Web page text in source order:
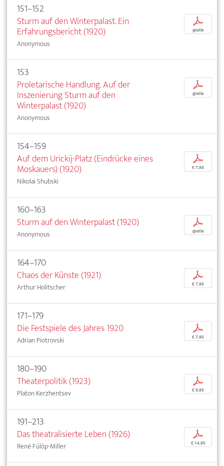
151–152
Sturm auf den Winterpalast. Ein
Erfahrungsbericht (1920)
Anonymous
p
gratis
153
Proletarische Handlung. Auf der
Inszenierung Sturm auf den
Winterpalast (1920)
Anonymous
p
gratis
154–159
Auf dem Urickij-Platz (Eindrücke eines
Moskauers) (1920)
Nikolai Shubski
p
€ 7,95
160–163
Sturm auf den Winterpalast (1920)
Anonymous
p
gratis
164–170
Chaos der Künste (1921)
Arthur Holitscher
p
€ 7,95
171–179
Die Festspiele des Jahres 1920
Adrian Piotrovski
p
€ 7,95
180–190
Theaterpolitik (1923)
Platon Kerzhentsev
p
€ 9,95
191–213
Das theatralisierte Leben (1926)
René Fülöp-Miller
p
€ 14,95